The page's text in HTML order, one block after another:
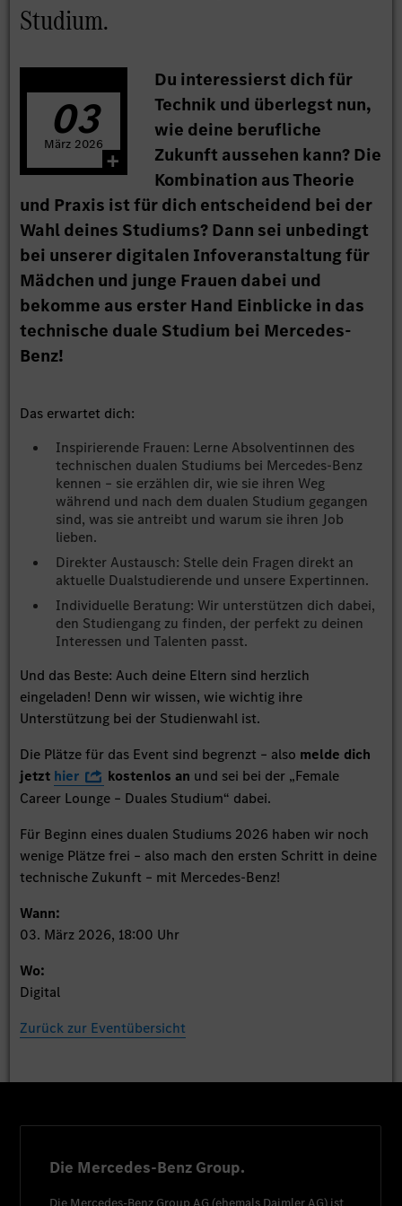
Studium.
03
März 2026
Du interessierst dich für
Technik und überlegst nun,
wie deine berufliche
Zukunft aussehen kann? Die
Kombination aus Theorie
und Praxis ist für dich entscheidend bei der
Wahl deines Studiums? Dann sei unbedingt
bei unserer digitalen Infoveranstaltung für
Mädchen und junge Frauen dabei und
bekomme aus erster Hand Einblicke in das
technische duale Studium bei Mercedes-
Benz!
Das erwartet dich:
Inspirierende Frauen: Lerne Absolventinnen des
technischen dualen Studiums bei Mercedes-Benz
kennen – sie erzählen dir, wie sie ihren Weg
während und nach dem dualen Studium gegangen
sind, was sie antreibt und warum sie ihren Job
lieben.
Direkter Austausch: Stelle dein Fragen direkt an
aktuelle Dualstudierende und unsere Expertinnen.
Individuelle Beratung: Wir unterstützen dich dabei,
den Studiengang zu finden, der perfekt zu deinen
Interessen und Talenten passt.
Und das Beste: Auch deine Eltern sind herzlich
eingeladen! Denn wir wissen, wie wichtig ihre
Unterstützung bei der Studienwahl ist.
Die Plätze für das Event sind begrenzt – also melde dich
jetzt hier kostenlos an und sei bei der „Female
Career Lounge – Duales Studium“ dabei.
Für Beginn eines dualen Studiums 2026 haben wir noch
wenige Plätze frei – also mach den ersten Schritt in deine
technische Zukunft – mit Mercedes-Benz!
Wann:
03. März 2026, 18:00 Uhr
Wo:
Digital
Zurück zur Eventübersicht
Die Mercedes-Benz Group.